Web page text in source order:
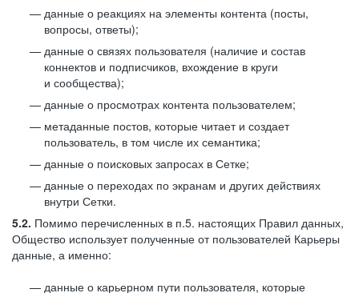
данные о реакциях на элементы контента (посты,
вопросы, ответы);
данные о связях пользователя (наличие и состав
коннектов и подписчиков, вхождение в круги
и сообщества);
данные о просмотрах контента пользователем;
метаданные постов, которые читает и создает
пользователь, в том числе их семантика;
данные о поисковых запросах в Сетке;
данные о переходах по экранам и других действиях
внутри Сетки.
5.2. Помимо перечисленных в п.5. настоящих Правил данных,
Общество использует полученные от пользователей Карьеры
данные, а именно:
данные о карьерном пути пользователя, которые